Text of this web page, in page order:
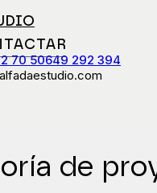
70 50649 292 394
de